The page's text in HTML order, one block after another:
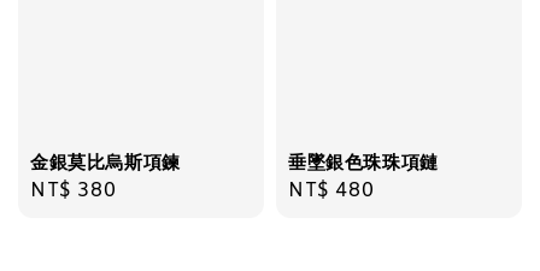
金銀莫比烏斯項鍊
Regular
NT$ 380
垂墜銀色珠珠項鏈
Regular
NT$ 480